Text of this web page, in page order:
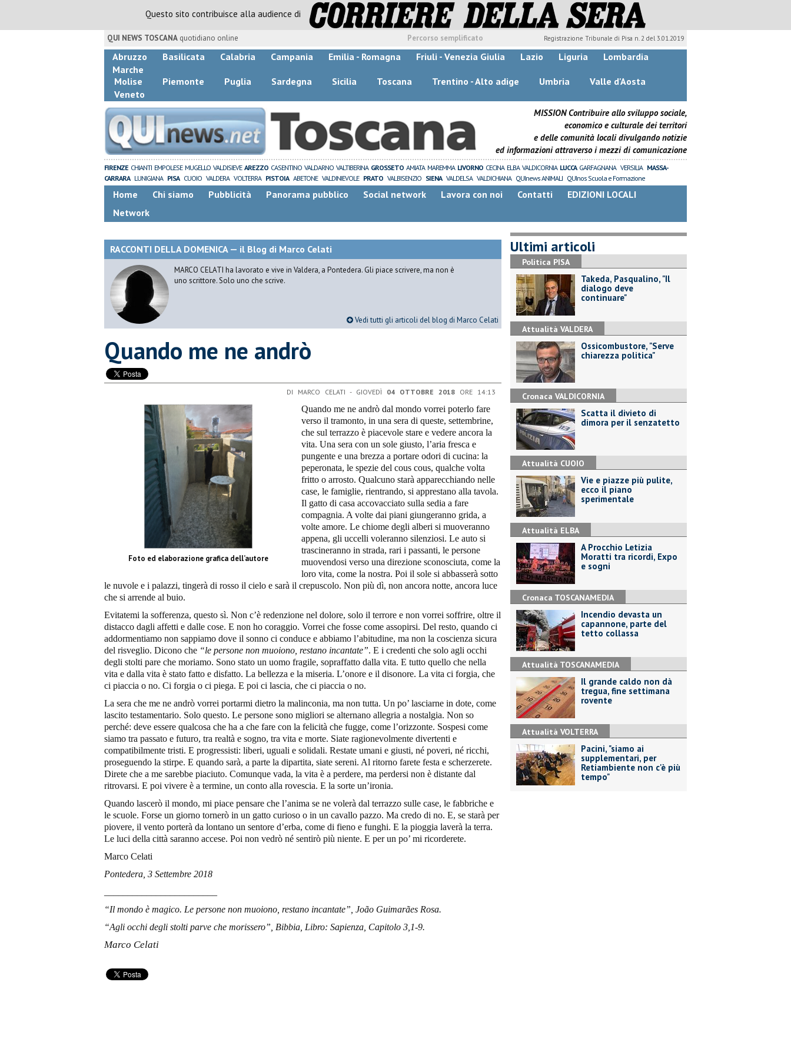
Questo sito contribuisce alla audience di
QUI NEWS TOSCANA quotidiano online Percorso semplificato Registrazione Tribunale di Pisa n. 2 del 3.01.2019
Abruzzo Basilicata Calabria Campania Emilia - Romagna Friuli - Venezia Giulia Lazio Liguria
Lombardia
Marche
Molise
Piemonte Puglia Sardegna Sicilia Toscana Trentino - Alto adige Umbria
Valle d'Aosta
Veneto
MISSION Contribuire allo sviluppo sociale,
economico e culturale dei territori
e delle comunità locali divulgando notizie
ed informazioni attraverso i mezzi di comunicazione
FIRENZE CHIANTI EMPOLESE MUGELLO VALDISIEVE AREZZO CASENTINO VALDARNO VALTIBERINA GROSSETO AMIATA MAREMMA LIVORNO CECINA ELBA VALDICORNIA LUCCA GARFAGNANA VERSILIA MASSA-
CARRARA LUNIGIANA PISA CUOIO VALDERA VOLTERRA PISTOIA ABETONE VALDINIEVOLE PRATO VALBISENZIO SIENA VALDELSA VALDICHIANA QUInews ANIMALI QUInos Scuola e Formazione
Home Chi siamo Pubblicità Panorama pubblico Social network Lavora con noi Contatti
EDIZIONI LOCALI
Network
RACCONTI DELLA DOMENICA — il Blog di Marco Celati
MARCO CELATI ha lavorato e vive in Valdera, a Pontedera. Gli piace scrivere, ma non è
uno scrittore. Solo uno che scrive.
Vedi tutti gli articoli del blog di Marco Celati
Quando me ne andrò
DI MARCO CELATI - GIOVEDÌ 04 OTTOBRE 2018 ORE 14:13
Foto ed elaborazione grafica dell’autore
Quando me ne andrò dal mondo vorrei poterlo fare
verso il tramonto, in una sera di queste, settembrine,
che sul terrazzo è piacevole stare e vedere ancora la
vita. Una sera con un sole giusto, l’aria fresca e
pungente e una brezza a portare odori di cucina: la
peperonata, le spezie del cous cous, qualche volta
fritto o arrosto. Qualcuno starà apparecchiando nelle
case, le famiglie, rientrando, si apprestano alla tavola.
Il gatto di casa accovacciato sulla sedia a fare
compagnia. A volte dai piani giungeranno grida, a
volte amore. Le chiome degli alberi si muoveranno
appena, gli uccelli voleranno silenziosi. Le auto si
trascineranno in strada, rari i passanti, le persone
muovendosi verso una direzione sconosciuta, come la
loro vita, come la nostra. Poi il sole si abbasserà sotto
le nuvole e i palazzi, tingerà di rosso il cielo e sarà il crepuscolo. Non più dì, non ancora notte, ancora luce
che si arrende al buio.
Evitatemi la sofferenza, questo sì. Non c’è redenzione nel dolore, solo il terrore e non vorrei soffrire, oltre il
distacco dagli affetti e dalle cose. E non ho coraggio. Vorrei che fosse come assopirsi. Del resto, quando ci
addormentiamo non sappiamo dove il sonno ci conduce e abbiamo l’abitudine, ma non la coscienza sicura
del risveglio. Dicono che “le persone non muoiono, restano incantate”. E i credenti che solo agli occhi
degli stolti pare che moriamo. Sono stato un uomo fragile, sopraffatto dalla vita. E tutto quello che nella
vita e dalla vita è stato fatto e disfatto. La bellezza e la miseria. L’onore e il disonore. La vita ci forgia, che
ci piaccia o no. Ci forgia o ci piega. E poi ci lascia, che ci piaccia o no.
La sera che me ne andrò vorrei portarmi dietro la malinconia, ma non tutta. Un po’ lasciarne in dote, come
lascito testamentario. Solo questo. Le persone sono migliori se alternano allegria a nostalgia. Non so
perché: deve essere qualcosa che ha a che fare con la felicità che fugge, come l’orizzonte. Sospesi come
siamo tra passato e futuro, tra realtà e sogno, tra vita e morte. Siate ragionevolmente divertenti e
compatibilmente tristi. E progressisti: liberi, uguali e solidali. Restate umani e giusti, né poveri, né ricchi,
proseguendo la stirpe. E quando sarà, a parte la dipartita, siate sereni. Al ritorno farete festa e scherzerete.
Direte che a me sarebbe piaciuto. Comunque vada, la vita è a perdere, ma perdersi non è distante dal
ritrovarsi. E poi vivere è a termine, un conto alla rovescia. E la sorte un’ironia.
Quando lascerò il mondo, mi piace pensare che l’anima se ne volerà dal terrazzo sulle case, le fabbriche e
le scuole. Forse un giorno tornerò in un gatto curioso o in un cavallo pazzo. Ma credo di no. E, se starà per
piovere, il vento porterà da lontano un sentore d’erba, come di fieno e funghi. E la pioggia laverà la terra.
Le luci della città saranno accese. Poi non vedrò né sentirò più niente. E per un po’ mi ricorderete.
Marco Celati
Pontedera, 3 Settembre 2018
“Il mondo è magico. Le persone non muoiono, restano incantate”, João Guimarães Rosa.
“Agli occhi degli stolti parve che morissero”, Bibbia, Libro: Sapienza, Capitolo 3,1-9.
Marco Celati
Ultimi articoli
Politica PISA
Takeda, Pasqualino, "Il
dialogo deve
continuare"
Attualità VALDERA
Ossicombustore, "Serve
chiarezza politica"
Cronaca VALDICORNIA
Scatta il divieto di
dimora per il senzatetto
Attualità CUOIO
Vie e piazze più pulite,
ecco il piano
sperimentale
Attualità ELBA
A Procchio Letizia
Moratti tra ricordi, Expo
e sogni
Cronaca TOSCANAMEDIA
Incendio devasta un
capannone, parte del
tetto collassa
Attualità TOSCANAMEDIA
Il grande caldo non dà
tregua, fine settimana
rovente
Attualità VOLTERRA
Pacini, "siamo ai
supplementari, per
Retiambiente non c'è più
tempo"